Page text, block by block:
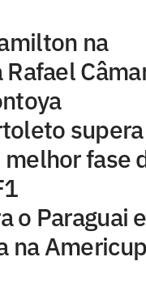
na
supera
fase
o Paraguai e
na Americup